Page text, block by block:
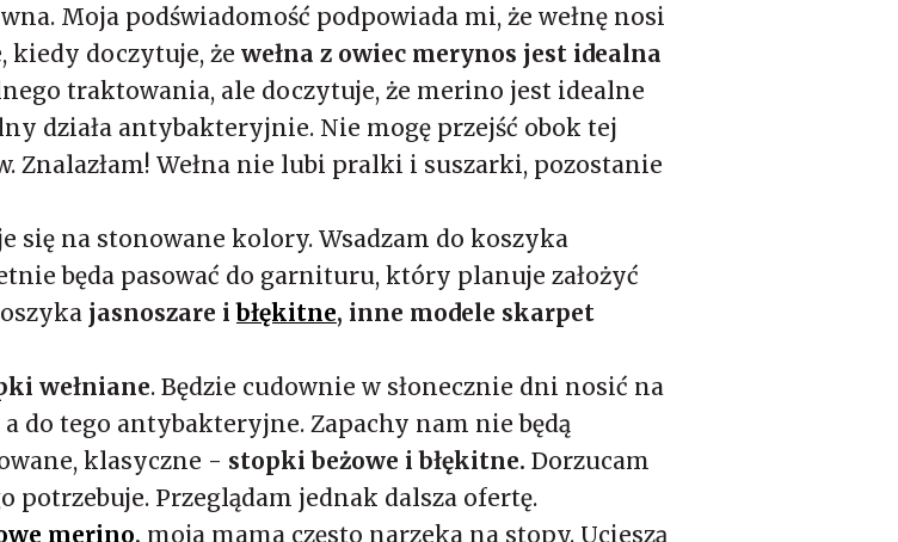
Moja podświadomość podpowiada mi, że wełnę nosi
kiedy doczytuje, że wełna z owiec merynos jest idealna
traktowania, ale doczytuje, że merino jest idealne
działa antybakteryjnie. Nie mogę przejść obok tej
Znalazłam! Wełna nie lubi pralki i suszarki, pozostanie
się na stonowane kolory. Wsadzam do koszyka
będa pasować do garnituru, który planuje założyć
jasnoszare ibłękitne, inne modele skarpet
wełniane. Będzie cudownie w słonecznie dni nosić na
do tego antybakteryjne. Zapachy nam nie będą
klasyczne - stopki beżowe i błękitne. Dorzucam
potrzebuje. Przeglądam jednak dalsza ofertę.
merino, moja mama często narzeka na stopy. Ucieszą